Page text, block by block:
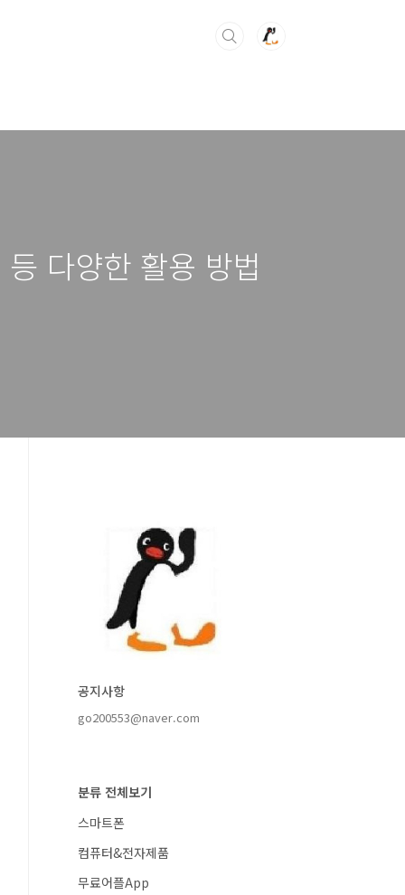
다양한 활용 방법
공지사항
go200553@naver.com
분류 전체보기
스마트폰
컴퓨터&전자제품
무료어플App